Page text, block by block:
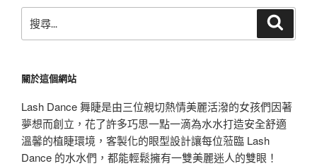
尋
字:
關於這個網站
Lash Dance 舞睫是由三位親切熱情美麗活潑的女孩們因著
夢想而創立，花了許多巧思一點一滴為水水打造安全舒適
溫馨的植睫環境，客製化的眼型設計讓每位蒞臨 Lash
Dance 的水水們，都能輕鬆擁有一雙美麗迷人的雙眼！